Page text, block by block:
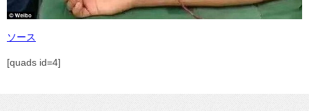
ソース
[quads id=4]